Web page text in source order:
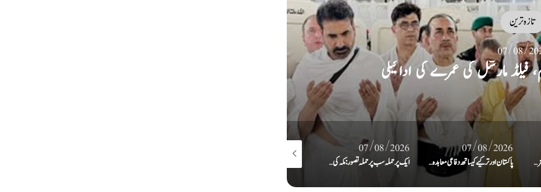
تازہ ترین
07/08/
فیلڈ مارشل کی عمرے کی ادائیگی
ایران جنگ جلد ختم اور آبنائے ہرمز کھل جائے گی: ٹرمپ کا دعویٰ
07/08/2026
پاکستان اور ترکیے کیساتھ دفاعی معاہدہ سعودی عرب کی حفاظت کی ضمانت نہیں دیتا: ابراہیم رضائی
07/08/2026
ایک پر حملہ سب پر حملہ تصور: مکہ کی سرزمین پر پاک، ترک سعودی دفاعی معاہدہ طے
07/08/2026